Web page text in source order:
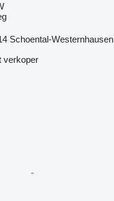
Schoental-Westernhausen
verkoper